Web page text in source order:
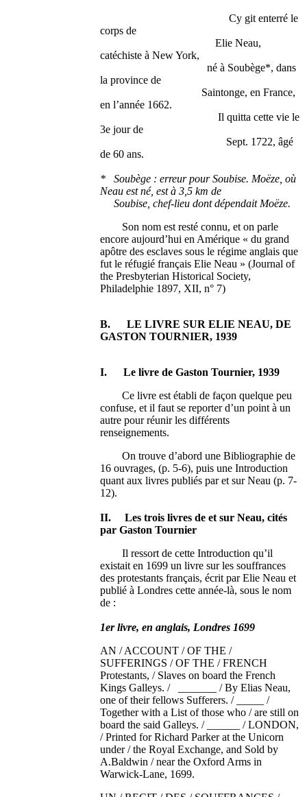
Cy git enterré le
corps de
Elie Neau,
catéchiste à New York,
né à Soubège*, dans
la province de
Saintonge, en France,
en l’année 1662.
Il quitta cette vie le
3e jour de
Sept. 1722, âgé
de 60 ans.
* Soubège : erreur pour Soubise. Moëze, où
Neau est né, est à 3,5 km de
Soubise, chef-lieu dont dépendait Moëze.
Son nom est resté connu, et on parle
encore aujourd’hui en Amérique « du grand
apôtre des esclaves sous le régime anglais que
fut le réfugié français Elie Neau » (Journal of
the Presbyterian Historical Society,
Philadelphie 1897, XII, n° 7)
B. LE LIVRE SUR ELIE NEAU, DE
GASTON TOURNIER, 1939
I. Le livre de Gaston Tournier, 1939
Ce livre est établi de façon quelque peu
confuse, et il faut se reporter d’un point à un
autre pour réunir les différents
renseignements.
On trouve d’abord une Bibliographie de
16 ouvrages, (p. 5-6), puis une Introduction
quant aux livres publiés par et sur Neau (p. 7-
12).
II. Les trois livres de et sur Neau, cités
par Gaston Tournier
Il ressort de cette Introduction qu’il
existait en 1699 un livre sur les souffrances
des protestants français, écrit par Elie Neau et
publié à Londres cette année-là, sous le nom
de :
1er livre, en anglais, Londres 1699
AN / ACCOUNT / OF THE /
SUFFERINGS / OF THE / FRENCH
Protestants, / Slaves on board the French
Kings Galleys. / _______ / By Elias Neau,
one of their fellows Sufferers. / _____ /
Together with a List of those who / are still on
board the said Galleys. / ______ / LONDON,
/ Printed for Richard Parker at the Unicorn
under / the Royal Exchange, and Sold by
A.Baldwin / near the Oxford Arms in
Warwick-Lane, 1699.